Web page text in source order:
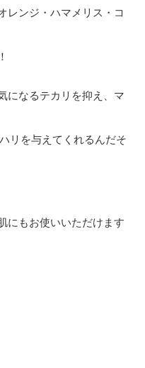
レンジ・ハマメリス・コ
になるテカリを抑え、マ
リを与えてくれるんだそ
にもお使いいただけます